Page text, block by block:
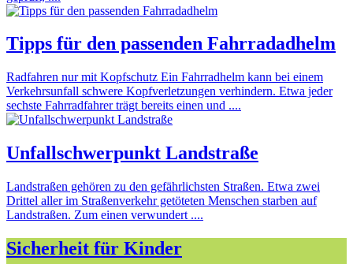
Tipps für den passenden Fahrradadhelm
Radfahren nur mit Kopfschutz Ein Fahrradhelm kann bei einem
Verkehrsunfall schwere Kopfverletzungen verhindern. Etwa jeder
sechste Fahrradfahrer trägt bereits einen und ....
Unfallschwerpunkt Landstraße
Landstraßen gehören zu den gefährlichsten Straßen. Etwa zwei
Drittel aller im Straßenverkehr getöteten Menschen starben auf
Landstraßen. Zum einen verwundert ....
Sicherheit für Kinder